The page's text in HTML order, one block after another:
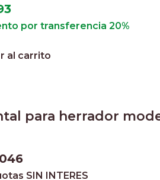
por transferencia 20%
al carrito
para herrador
SIN INTERES